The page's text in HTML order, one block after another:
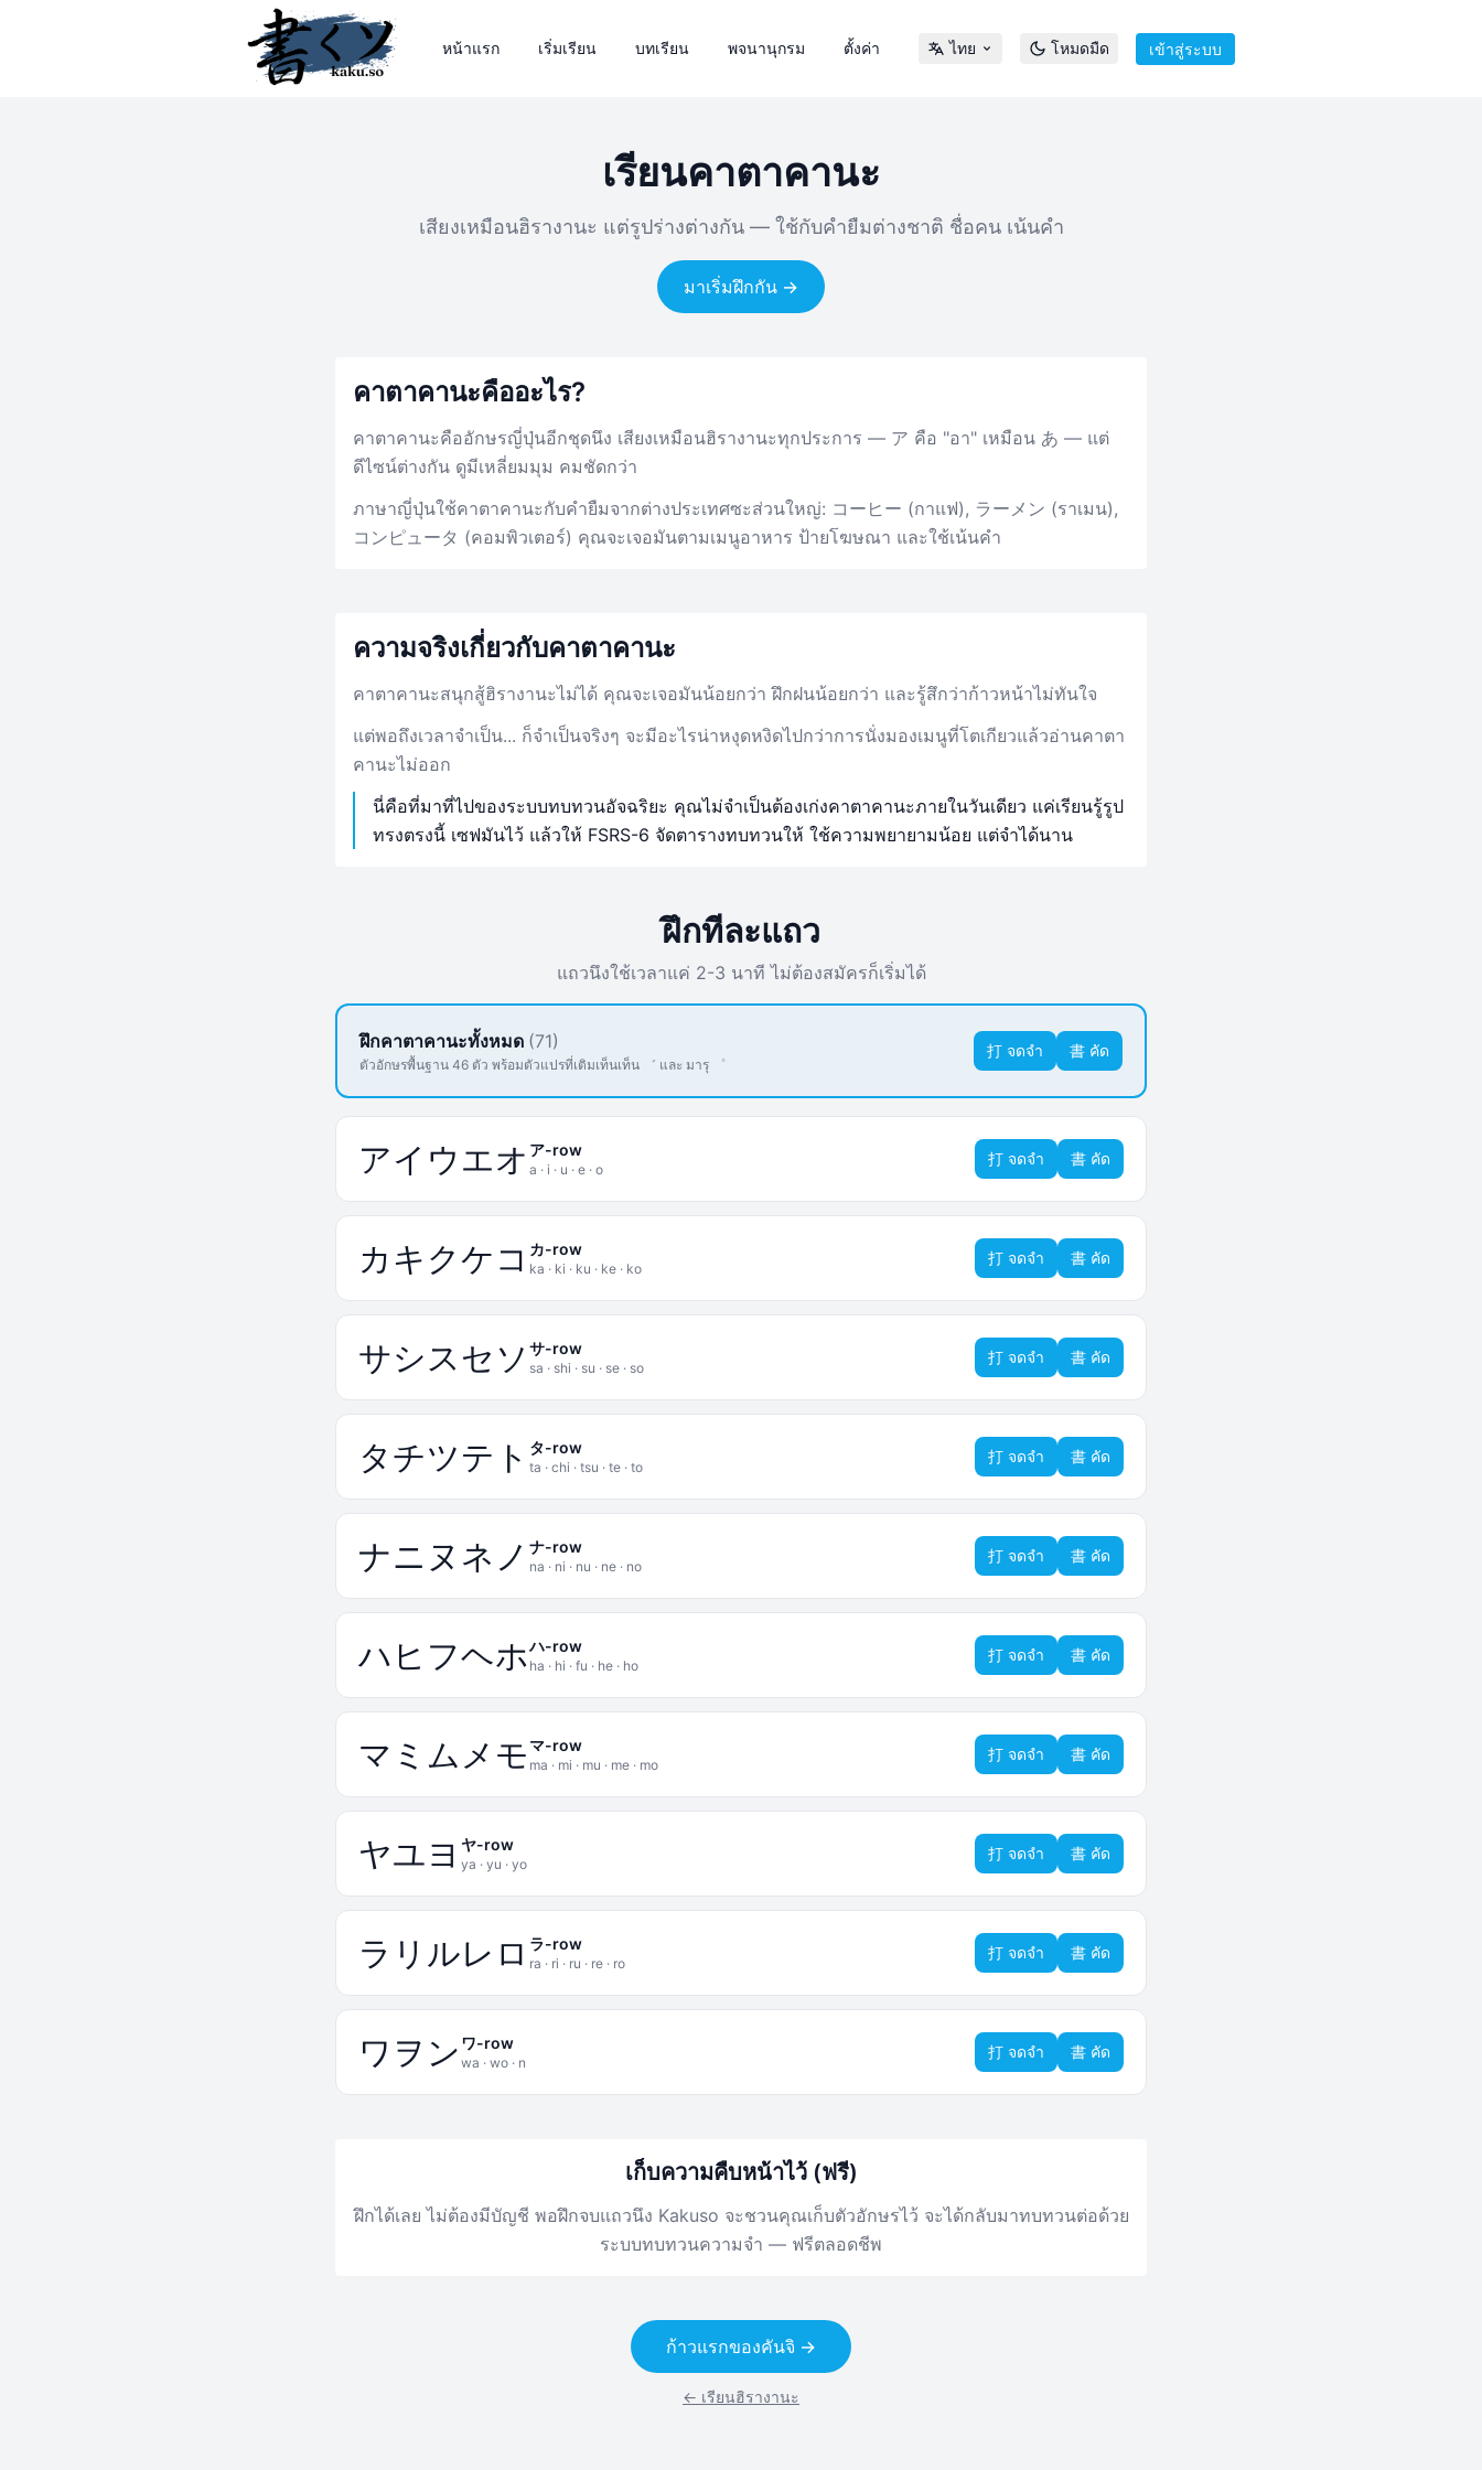
หน้าแรก เริ่มเรียน บทเรียน พจนานุกรม ตั้งค่า ไทย โหมดมืด เข้าสู่ระบบ
เรียนคาตาคานะ
เสียงเหมือนฮิรางานะ แต่รูปร่างต่างกัน — ใช้กับคำยืมต่างชาติ ชื่อคน เน้นคำ
มาเริ่มฝึกกัน →
คาตาคานะคืออะไร?
คาตาคานะคืออักษรญี่ปุ่นอีกชุดนึง เสียงเหมือนฮิรางานะทุกประการ — ア คือ "อา" เหมือน あ — แต่
ดีไซน์ต่างกัน ดูมีเหลี่ยมมุม คมชัดกว่า
ภาษาญี่ปุ่นใช้คาตาคานะกับคำยืมจากต่างประเทศซะส่วนใหญ่: コーヒー (กาแฟ), ラーメン (ราเมน),
コンピュータ (คอมพิวเตอร์) คุณจะเจอมันตามเมนูอาหาร ป้ายโฆษณา และใช้เน้นคำ
ความจริงเกี่ยวกับคาตาคานะ
คาตาคานะสนุกสู้ฮิรางานะไม่ได้ คุณจะเจอมันน้อยกว่า ฝึกฝนน้อยกว่า และรู้สึกว่าก้าวหน้าไม่ทันใจ
แต่พอถึงเวลาจำเป็น... ก็จำเป็นจริงๆ จะมีอะไรน่าหงุดหงิดไปกว่าการนั่งมองเมนูที่โตเกียวแล้วอ่านคาตา
คานะไม่ออก
นี่คือที่มาที่ไปของระบบทบทวนอัจฉริยะ คุณไม่จำเป็นต้องเก่งคาตาคานะภายในวันเดียว แค่เรียนรู้รูป
ทรงตรงนี้ เซฟมันไว้ แล้วให้ FSRS-6 จัดตารางทบทวนให้ ใช้ความพยายามน้อย แต่จำได้นาน
ฝึกทีละแถว
แถวนึงใช้เวลาแค่ 2-3 นาที ไม่ต้องสมัครก็เริ่มได้
ฝึกคาตาคานะทั้งหมด (71)
ตัวอักษรพื้นฐาน 46 ตัว พร้อมตัวแปรที่เติมเท็นเท็น ゛ และ มารุ ゜
打 จดจำ 書 คัด
アイ ウエオ ア-row
a · i · u · e · o
打 จดจำ 書 คัด
カ キクケコ カ-row
ka · ki · ku · ke · ko
打 จดจำ 書 คัด
サシスセ ソ サ-row
sa · shi · su · se · so
打 จดจำ 書 คัด
タチツテ ト タ-row
ta · chi · tsu · te · to
打 จดจำ 書 คัด
ナニ ヌ ネ ノ ナ-row
na · ni · nu · ne · no
打 จดจำ 書 คัด
ハ ヒ フヘホハ-row
ha · hi · fu · he · ho
打 จดจำ 書 คัด
マ ミ ム メ モ マ-row
ma · mi · mu · me · mo
打 จดจำ 書 คัด
ヤユヨ ヤ-row
ya · yu · yo
打 จดจำ 書 คัด
ラ リ ルレ ロ ラ-row
ra · ri · ru · re · ro
打 จดจำ 書 คัด
ワ ヲ ン ワ-row
wa · wo · n
打 จดจำ 書 คัด
เก็บความคืบหน้าไว้ (ฟรี)
ฝึกได้เลย ไม่ต้องมีบัญชี พอฝึกจบแถวนึง Kakuso จะชวนคุณเก็บตัวอักษรไว้ จะได้กลับมาทบทวนต่อด้วย
ระบบทบทวนความจำ — ฟรีตลอดชีพ
ก้าวแรกของคันจิ →
← เรียนฮิรางานะ